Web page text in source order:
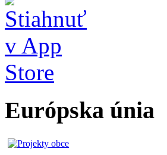
Európska únia